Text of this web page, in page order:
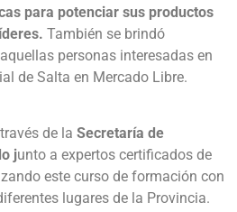
para potenciar sus productos
También se brindó
personas interesadas en
de Salta en Mercado Libre.
de la Secretaría de
junto a expertos certificados de
este curso de formación con
lugares de la Provincia.